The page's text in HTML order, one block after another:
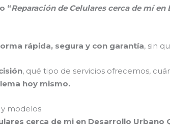
“Reparación de Celulares cerca de mí
rápida, segura y con garantía, sin
, qué tipo de servicios ofrecemos,
hoy mismo.
modelos
cerca de mi en Desarrollo Urbano